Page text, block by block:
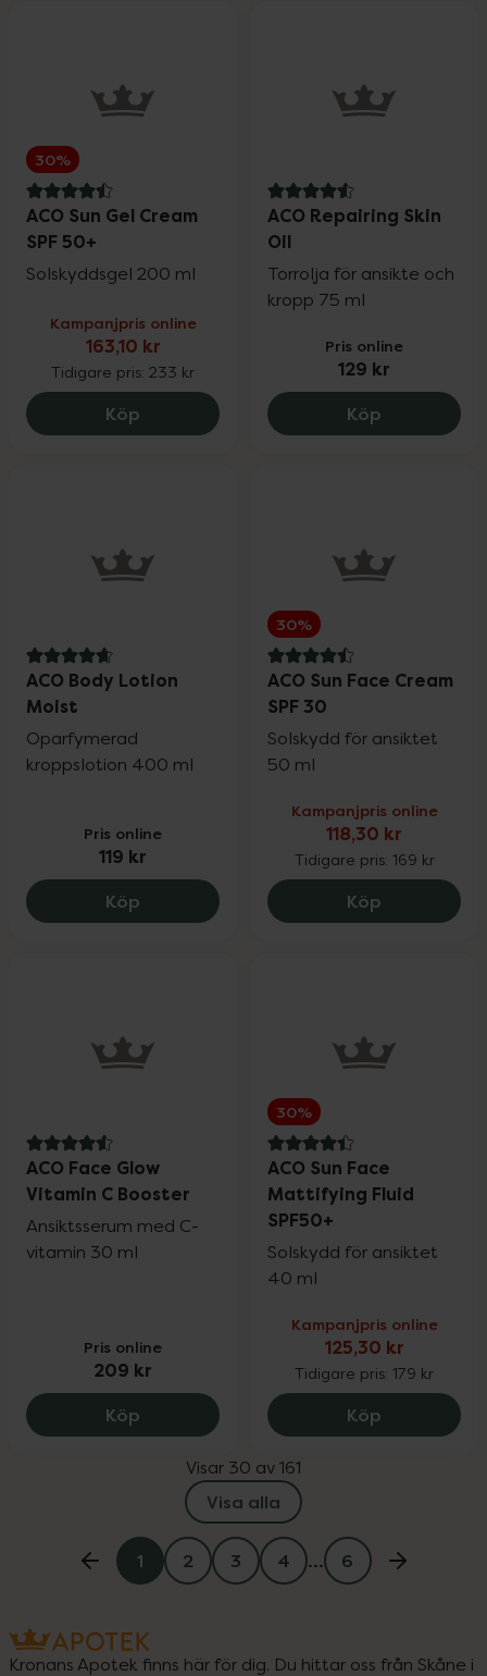
30%
4.5 av 5 i omdöme
ACO Sun Gel Cream
SPF 50+
Solskyddsgel 200 ml
Kampanjpris online
163,10 kr
Tidigare pris: 233 kr
Köp ACO Sun Gel Cream SPF 50+, 163.1 kr.
4.6 av 5 i omdöme
ACO Repairing Skin
Oil
Torrolja för ansikte och
kropp 75 ml
Pris online
129 kr
Köp ACO
4.7 av 5 i omdöme
ACO Body Lotion
Moist
Oparfymerad
kroppslotion 400 ml
Pris online
119 kr
Köp ACO Body Lotion Moist, 119 kr.
30%
4.5 av 5 i omdöme
ACO Sun Face Cream
SPF 30
Solskydd för ansiktet
50 ml
Kampanjpris online
118,30 kr
Tidigare pris: 169 kr
Köp ACO Sun
4.6 av 5 i omdöme
ACO Face Glow
Vitamin C Booster
Ansiktsserum med C-
vitamin 30 ml
Pris online
209 kr
Köp ACO Face Glow Vitamin C Booster, 209
30%
4.4 av 5 i omdöme
ACO Sun Face
Mattifying Fluid
SPF50+
Solskydd för ansiktet
40 ml
Kampanjpris online
125,30 kr
Tidigare pris: 179 kr
Köp ACO Sun
Visar 30 av 161
Visa alla
1 2 3 4 … 6
Kronans Apotek finns här för dig. Du hittar oss från Skåne i